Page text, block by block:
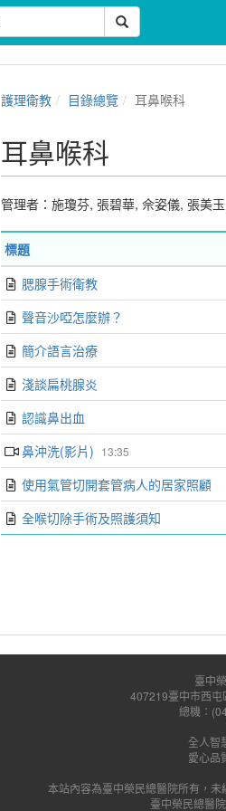
護理衛教 目錄總覽 耳鼻喉科
耳鼻喉科
管理者： 施瓊芬, 張碧華, 佘姿儀, 張美玉
標題
腮腺手術衛教
聲音沙啞怎麼辦？
簡介語言治療
淺談扁桃腺炎
認識鼻出血
13:35
鼻沖洗(影片)
使用氣管切開套管病人的居家照顧
全喉切除手術及照護須知
臺中
407219臺中市西
總機：
全人智
愛心品
本站內容為臺中榮民總醫院所有，
臺中榮民總醫